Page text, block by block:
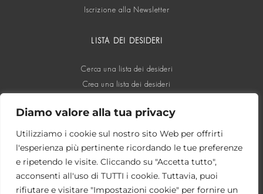
Diamo valore alla tua privacy
Utilizziamo i cookie sul nostro sito Web per offrirti
l'esperienza più pertinente ricordando le tue preferenze
e ripetendo le visite. Cliccando su "Accetta tutto",
acconsenti all'uso di TUTTI i cookie. Tuttavia, puoi
rifiutare e visitare "Impostazioni cookie" per fornire un
Iscrizione alla Newsletter
LISTA DEI DESIDERI
Cerca una lista dei desideri
Crea una lista dei desideri
SOCIAL